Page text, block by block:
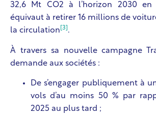
32,6 Mt CO2 à l’horizon 2030 en
équivaut à retirer 16 millions de
la circulation [3] .
À travers sa nouvelle campagne
demande aux sociétés :
De s’engager publiquement à
vols d’au moins 50 % par
2025 au plus tard ;